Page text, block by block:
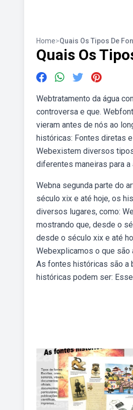
Home>Quais Os Tipos De
Quais Os
Webtratamento da água
controversa e que.
vieram antes de nós ao
históricas: Fontes diretas
Webexistem diversos
diferentes maneiras para
Webna segunda parte do
século xix e até hoje, os
diversos lugares, como:
mostrando que, desde o
desde o século xix e até
Webexplicamos o que
As fontes históricas são a
históricas podem ser: